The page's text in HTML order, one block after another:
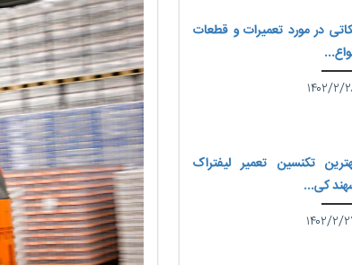
در مورد تعمیرات و قطعات
۲/۲۸
تکنسین تعمیر لیفتراک
کی...
۲/۲۷